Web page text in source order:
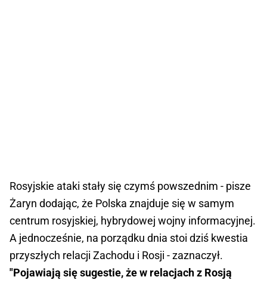
Rosyjskie ataki stały się czymś powszednim - pisze
Żaryn dodając, że Polska znajduje się w samym
centrum rosyjskiej, hybrydowej wojny informacyjnej.
A jednocześnie, na porządku dnia stoi dziś kwestia
przyszłych relacji Zachodu i Rosji - zaznaczył.
"Pojawiają się sugestie, że w relacjach z Rosją